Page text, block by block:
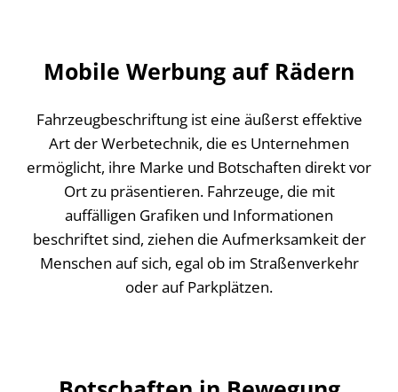
Mobile Werbung auf Rädern
Fahrzeugbeschriftung ist eine äußerst effektive
Art der Werbetechnik, die es Unternehmen
ermöglicht, ihre Marke und Botschaften direkt vor
Ort zu präsentieren. Fahrzeuge, die mit
auffälligen Grafiken und Informationen
beschriftet sind, ziehen die Aufmerksamkeit der
Menschen auf sich, egal ob im Straßenverkehr
oder auf Parkplätzen.